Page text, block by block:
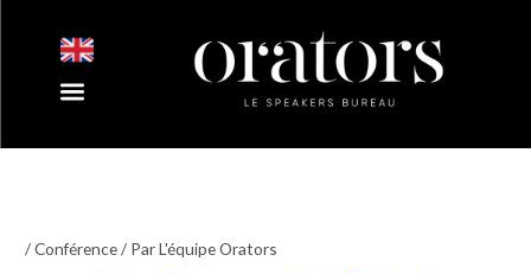
/Conférence/ ParL'équipe Orators